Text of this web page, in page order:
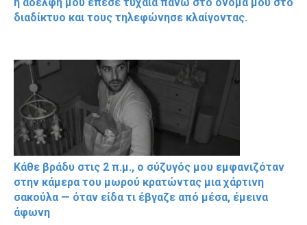
διαδίκτυο και τους τηλεφώνησε κλαίγοντας.
Κάθε βράδυ στις 2 π.μ., ο σύζυγός μου εμφανιζόταν
στην κάμερα του μωρού κρατώντας μια χάρτινη
σακούλα — όταν είδα τι έβγαζε από μέσα, έμεινα
άφωνη